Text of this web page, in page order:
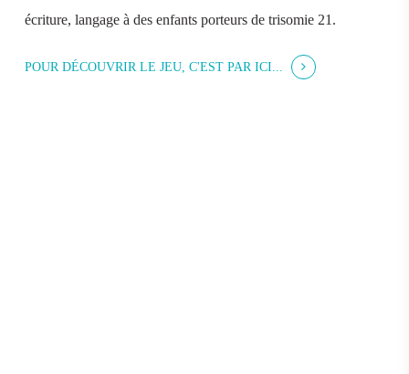
écriture, langage à des enfants porteurs de trisomie 21.
POUR DÉCOUVRIR LE JEU, C'EST PAR ICI...